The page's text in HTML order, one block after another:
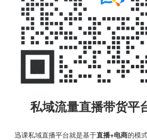
私域流量直播带货平
迅课私域直播平台就是基于直播+电商的模